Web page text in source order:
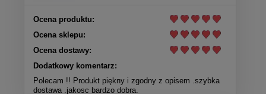
Ocena produktu:
Ocena sklepu:
Ocena dostawy:
Dodatkowy komentarz:
Polecam !! Produkt piękny i zgodny z opisem .szybka
dostawa .jakosc bardzo dobra.